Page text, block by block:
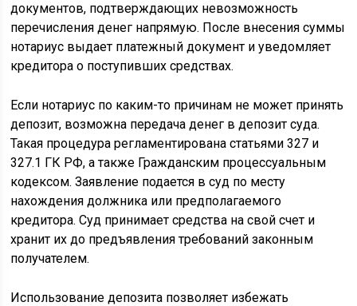
документов, подтверждающих невозможность
перечисления денег напрямую. После внесения суммы
нотариус выдает платежный документ и уведомляет
кредитора о поступивших средствах.
Если нотариус по каким-то причинам не может принять
депозит, возможна передача денег в депозит суда.
Такая процедура регламентирована статьями 327 и
327.1 ГК РФ, а также Гражданским процессуальным
кодексом. Заявление подается в суд по месту
нахождения должника или предполагаемого
кредитора. Суд принимает средства на свой счет и
хранит их до предъявления требований законным
получателем.
Использование депозита позволяет избежать